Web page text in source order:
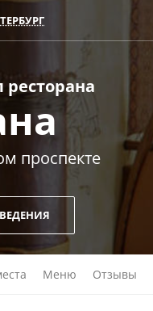
ресторана
проспекте
Меню Отзывы